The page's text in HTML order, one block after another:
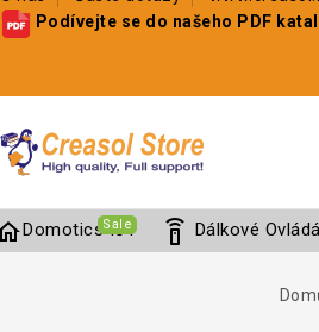
Podívejte se do našeho PDF
Domotics IoT
Sale settings_remote Dálkové